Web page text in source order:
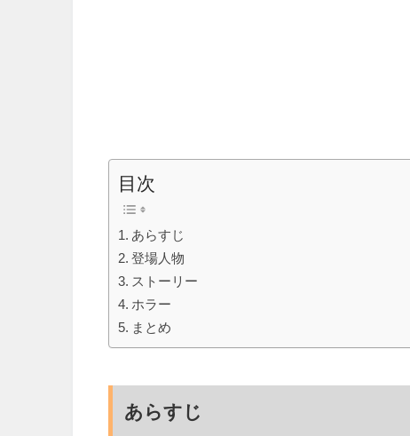
目次
あらすじ
登場人物
ストーリー
ホラー
まとめ
あらすじ